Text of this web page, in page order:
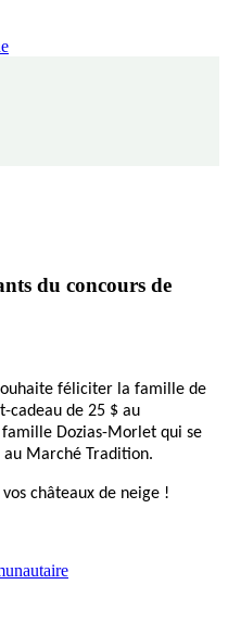
du concours de
féliciter la famille de
cadeau de 25 $ au
Dozias-Morlet qui se
Marché Tradition.
châteaux de neige !